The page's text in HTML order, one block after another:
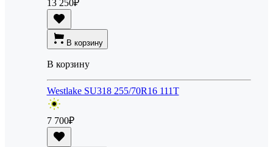
13 250₽
В корзину
В корзину
Westlake SU318 255/70R16 111T
7 700₽